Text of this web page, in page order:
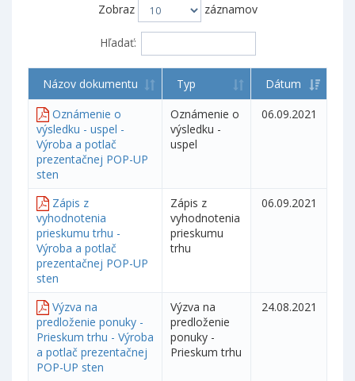
Zobraz záznamov
Hľadať:
Názov dokumentu Typ
Dátum
Oznámenie o
výsledku - uspel -
Výroba a potlač
prezentačnej POP-UP
sten
Oznámenie o
výsledku -
uspel
06.09.2021
Zápis z
vyhodnotenia
prieskumu trhu -
Výroba a potlač
prezentačnej POP-UP
sten
Zápis z
vyhodnotenia
prieskumu
trhu
06.09.2021
Výzva na
predloženie ponuky -
Prieskum trhu - Výroba
a potlač prezentačnej
POP-UP sten
Výzva na
predloženie
ponuky -
Prieskum trhu
24.08.2021